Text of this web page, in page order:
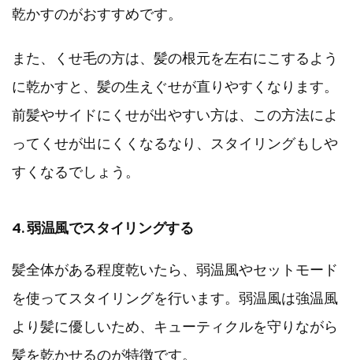
乾かすのがおすすめです。
また、くせ毛の方は、髪の根元を左右にこするよう
に乾かすと、髪の生えぐせが直りやすくなります。
前髪やサイドにくせが出やすい方は、この方法によ
ってくせが出にくくなるなり、スタイリングもしや
すくなるでしょう。
4. 弱温風でスタイリングする
髪全体がある程度乾いたら、弱温風やセットモード
を使ってスタイリングを行います。弱温風は強温風
より髪に優しいため、キューティクルを守りながら
髪を乾かせるのが特徴です。